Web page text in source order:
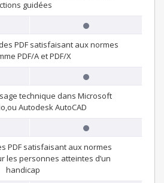
guidées
PDF satisfaisant aux normes
PDF/A et PDF/X
technique dans Microsoft
Autodesk AutoCAD
PDF satisfaisant aux normes
les personnes atteintes d’un
handicap